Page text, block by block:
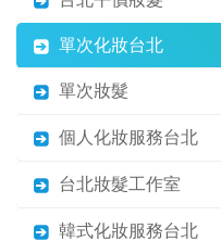
單次化妝台北
單次妝髮
個人化妝服務台北
台北妝髮工作室
韓式化妝服務台北